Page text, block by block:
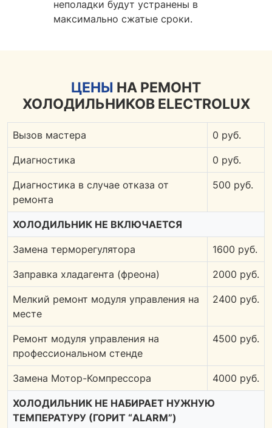
неполадки будут устранены в
максимально сжатые сроки.
ЦЕНЫ НА РЕМОНТ
ХОЛОДИЛЬНИКОВ ELECTROLUX
Вызов мастера 0 руб.
Диагностика 0 руб.
Диагностика в случае отказа от
ремонта
500 руб.
ХОЛОДИЛЬНИК НЕ ВКЛЮЧАЕТСЯ
Замена терморегулятора 1600 руб.
Заправка хладагента (фреона) 2000 руб.
Мелкий ремонт модуля управления на
месте
2400 руб.
Ремонт модуля управления на
профессиональном стенде
4500 руб.
Замена Мотор-Компрессора 4000 руб.
ХОЛОДИЛЬНИК НЕ НАБИРАЕТ НУЖНУЮ
ТЕМПЕРАТУРУ (ГОРИТ “ALARM”)